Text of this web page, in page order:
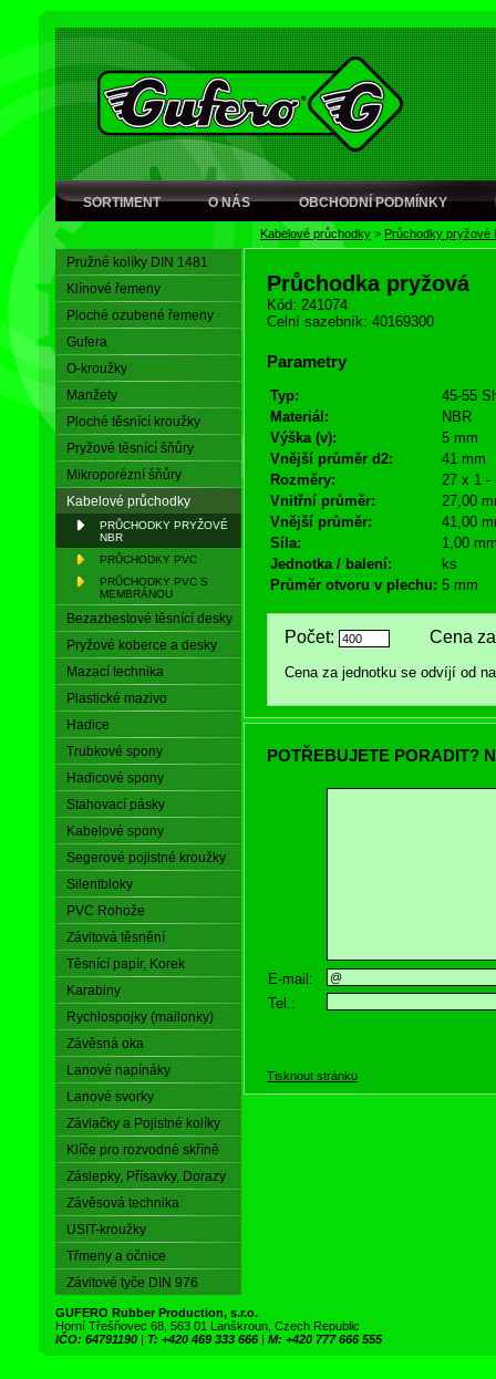
SORTIMENT O NÁS OBCHODNÍ PODMÍNKY
Kabelové průchodky > Průchodky pryžové
Pružné kolíky DIN 1481
Klínové řemeny
Ploché ozubené řemeny
Gufera
O-kroužky
Manžety
Ploché těsnící kroužky
Pryžové těsnící šňůry
Mikroporézní šňůry
Kabelové průchodky
PRŮCHODKY PRYŽOVÉ
NBR
PRŮCHODKY PVC
PRŮCHODKY PVC S
MEMBRÁNOU
Bezazbestové těsnící desky
Pryžové koberce a desky
Mazací technika
Plastické mazivo
Hadice
Trubkové spony
Hadicové spony
Stahovací pásky
Kabelové spony
Segerové pojistné kroužky
Silentbloky
PVC Rohože
Závitová těsnění
Těsnící papír, Korek
Karabiny
Rychlospojky (mailonky)
Závěsná oka
Lanové napínáky
Lanové svorky
Závlačky a Pojistné kolíky
Klíče pro rozvodné skříně
Záslepky, Přísavky, Dorazy
Závěsová technika
USIT-kroužky
Třmeny a očnice
Závitové tyče DIN 976
Průchodka pryžová
Kód: 241074
Celní sazebník: 40169300
Parametry
Typ:
45-55
Materiál:
NBR
Výška (v):
5 mm
Vnější průměr d2:
41 mm
Rozměry:
27 x 1 -
Vnitřní průměr:
27,00
Vnější průměr:
41,00
Síla:
1,00
Jednotka / balení:
ks
Průměr otvoru v plechu: 5 mm
Počet: Cena za
Cena za jednotku se odvíjí od
POTŘEBUJETE PORADIT?
E-mail:
Tel.:
Tisknout stránku
GUFERO Rubber Production, s.r.o.
Horní Třešňovec 68, 563 01 Lanškroun, Czech Republic
IČO: 64791190 | T: +420 469 333 666 | M: +420 777 666 555